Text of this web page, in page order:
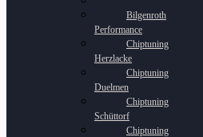
Bilgenroth
Performance
Chiptuning
Herzlacke
Chiptuning
Duelmen
Chiptuning
Schüttorf
Chiptuning